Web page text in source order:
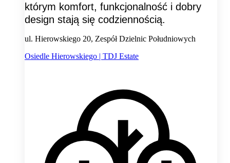
którym komfort, funkcjonalność i dobry
design stają się codziennością.
ul. Hierowskiego 20, Zespół Dzielnic Południowych
Osiedle Hierowskiego | TDJ Estate